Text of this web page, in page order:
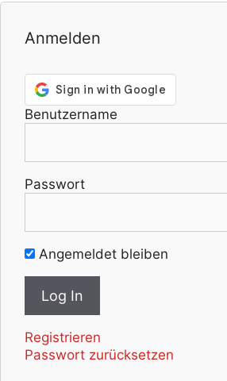
Anmelden
Benutzername
Passwort
Angemeldet bleiben
Registrieren
Passwort zurücksetzen